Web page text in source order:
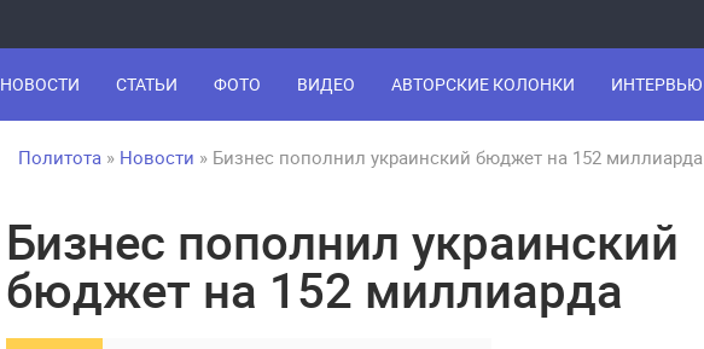
НОВОСТИ СТАТЬИ ФОТО ВИДЕО АВТОРСКИЕ КОЛОНКИ ИНТЕРВЬЮ
Политота » Новости » Бизнес пополнил украинский бюджет на 152 миллиарда
Бизнес пополнил украинский
бюджет на 152 миллиарда